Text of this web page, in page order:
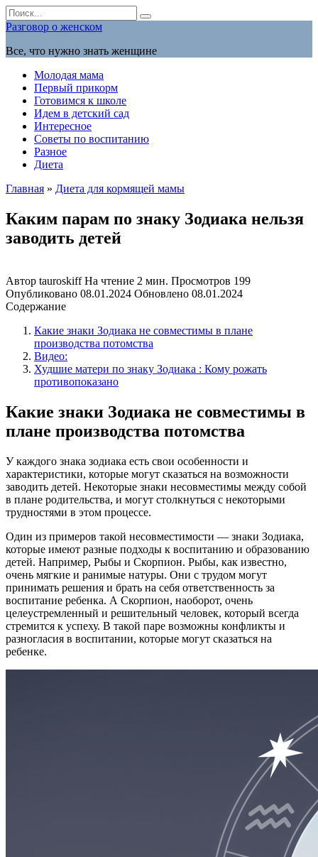
Перейти
к
содержанию
Search
for:
Разговор о женском
Все, что нужно знать женщине
Молодая мама
Первый прикорм
Готовимся к школе
Идем в детский сад
Интересное
Советы по воспитанию
Разное
Диета
Главная » Диета для кормящей мамы
Каким парам по знаку Зодиака нельзя
заводить детей
Автор tauroskiff На чтение 2 мин. Просмотров 199
Опубликовано 08.01.2024 Обновлено 08.01.2024
Содержание
Какие знаки Зодиака не совместимы в плане
производства потомства
Видео:
Худшие матери по знаку Зодиака : Кому рожать
противопоказано
Какие знаки Зодиака не совместимы в
плане производства потомства
У каждого знака зодиака есть свои особенности и
характеристики, которые могут сказаться на возможности
заводить детей. Некоторые знаки несовместимы между собой
в плане родительства, и могут столкнуться с некоторыми
трудностями в этом процессе.
Один из примеров такой несовместимости — знаки Зодиака,
которые имеют разные подходы к воспитанию и образованию
детей. Например, Рыбы и Скорпион. Рыбы, как известно,
очень мягкие и ранимые натуры. Они с трудом могут
принимать решения и брать на себя ответственность за
воспитание ребенка. А Скорпион, наоборот, очень
целеустремленный и решительный человек, который всегда
стремится к успеху. В такой паре возможны конфликты и
разногласия в воспитании, которые могут сказаться на
ребенке.